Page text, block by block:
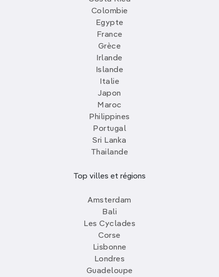
Colombie
Egypte
France
Grèce
Irlande
Islande
Italie
Japon
Maroc
Philippines
Portugal
Sri Lanka
Thailande
Top villes et régions
Amsterdam
Bali
Les Cyclades
Corse
Lisbonne
Londres
Guadeloupe